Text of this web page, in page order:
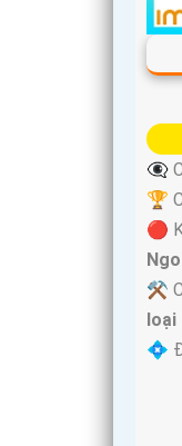
👁️‍🗨
🏆
🔴
⚒
loại
️💠